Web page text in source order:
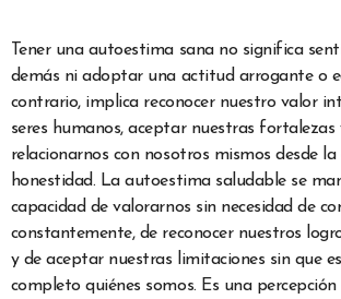
Tener una autoestima sana no significa
demás ni adoptar una actitud arrogante o
contrario, implica reconocer nuestro valor
seres humanos, aceptar nuestras fortalezas
relacionarnos con nosotros mismos desde
honestidad. La autoestima saludable se
capacidad de valorarnos sin necesidad de
constantemente, de reconocer nuestros
y de aceptar nuestras limitaciones sin que
completo quiénes somos. Es una